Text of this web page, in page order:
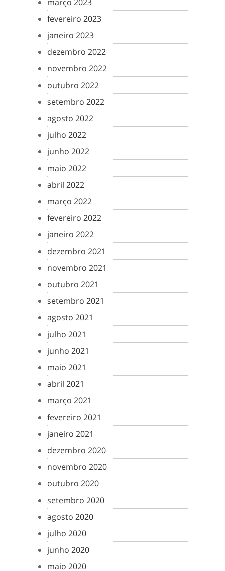
fevereiro 2023
janeiro 2023
dezembro 2022
novembro 2022
outubro 2022
setembro 2022
agosto 2022
julho 2022
junho 2022
maio 2022
abril 2022
março 2022
fevereiro 2022
janeiro 2022
dezembro 2021
novembro 2021
outubro 2021
setembro 2021
agosto 2021
julho 2021
junho 2021
maio 2021
abril 2021
março 2021
fevereiro 2021
janeiro 2021
dezembro 2020
novembro 2020
outubro 2020
setembro 2020
agosto 2020
julho 2020
junho 2020
maio 2020